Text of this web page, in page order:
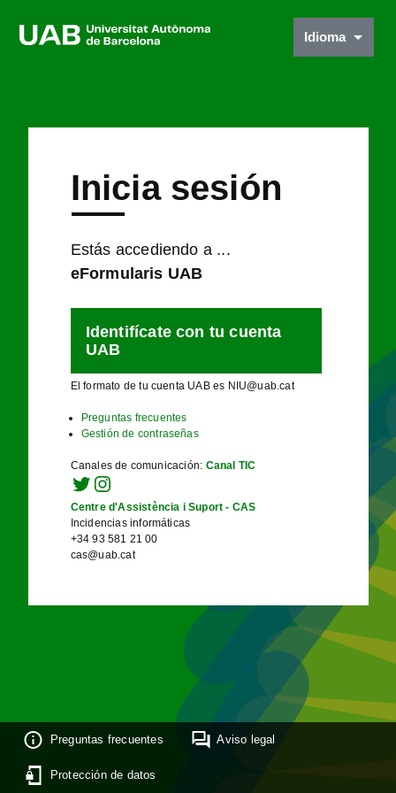
Idioma
Inicia sesión
Estás accediendo a ...
eFormularis UAB
Identifícate con tu cuenta
UAB
El formato de tu cuenta UAB es NIU@uab.cat
Preguntas frecuentes
Gestión de contraseñas
Canales de comunicación: Canal TIC
Centre d'Assistència i Suport - CAS
Incidencias informáticas
+34 93 581 21 00
cas@uab.cat
Preguntas frecuentes Aviso legal
Protección de datos